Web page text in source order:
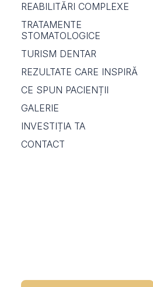
REABILITĂRI COMPLEXE
TRATAMENTE
STOMATOLOGICE
TURISM DENTAR
REZULTATE CARE INSPIRĂ
CE SPUN PACIENȚII
GALERIE
INVESTIȚIA TA
CONTACT